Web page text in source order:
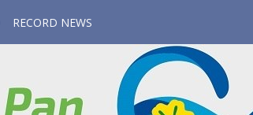
RECORD NEWS